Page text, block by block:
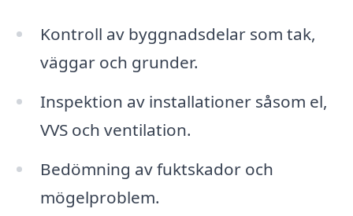
Kontroll av byggnadsdelar som tak,
väggar och grunder.
Inspektion av installationer såsom el,
VVS och ventilation.
Bedömning av fuktskador och
mögelproblem.